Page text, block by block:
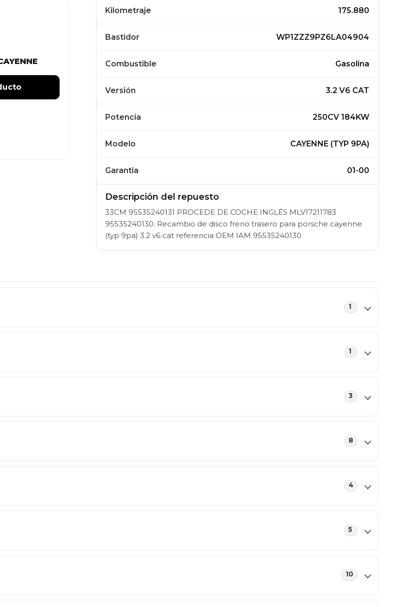
Kilometraje 175.880
Bastidor WP1ZZZ9PZ6LA04904
Combustible Gasolina
Versión 3.2 V6 CAT
Potencia 250CV 184KW
Modelo CAYENNE (TYP 9PA)
Garantia 01-00
Descripción del repuesto
33CM 95535240131 PROCEDE DE COCHE INGLÉS MLV17211783
95535240130. Recambio de disco freno trasero para porsche cayenne
(typ 9pa) 3.2 v6 cat referencia OEM IAM 95535240130
1
1
3
8
4
5
10